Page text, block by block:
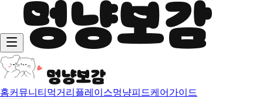
홈커뮤니티 먹거리 플레이스멍냥피드케어가이드